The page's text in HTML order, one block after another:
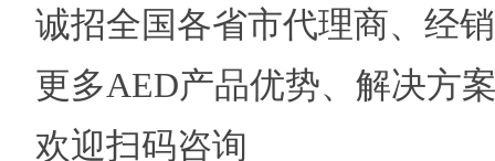
诚招全国各省市代理商、经
更多AED产品优势、解决方
欢迎扫码咨询